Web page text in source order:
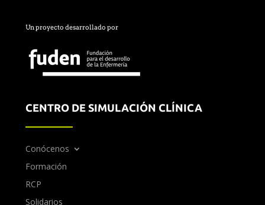
Un proyecto desarrollado por
CENTRO DE SIMULACIÓN CLÍNICA
Conócenos
Formación
RCP
Solidarios